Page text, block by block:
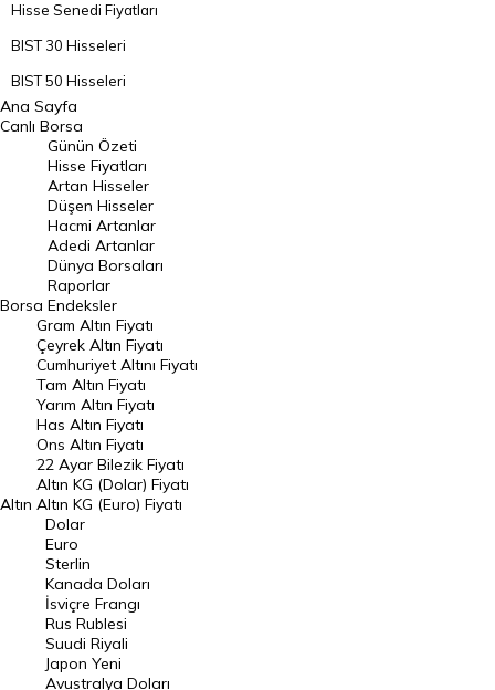
Hisse Senedi Fiyatları
BIST 30 Hisseleri
BIST 50 Hisseleri
BIST 100 Hisseleri
En Çok Artan Hisseler
En Çok Düşen Hisseler
Hacmi Artanlar
Geçmiş Kapanışlar
Dünya Borsaları
Raporlar
Endeksler
DÖVİZ
Döviz Kuru
Dolar Kuru
Euro Kuru
Pound Kuru
Frank Kuru
Riyal Kuru
Avustralya Doları
Ana Sayfa
Canlı Borsa
Borsa
Günün Özeti
Hisse Fiyatları
Artan Hisseler
Düşen Hisseler
Hacmi Artanlar
Adedi Artanlar
Dünya Borsaları
Raporlar
Endeksler
Altın
Gram Altın Fiyatı
Çeyrek Altın Fiyatı
Cumhuriyet Altını Fiyatı
Tam Altın Fiyatı
Yarım Altın Fiyatı
Has Altın Fiyatı
Ons Altın Fiyatı
22 Ayar Bilezik Fiyatı
Altın KG (Dolar) Fiyatı
Altın KG (Euro) Fiyatı
Dolar
Euro
Sterlin
Kanada Doları
İsviçre Frangı
Rus Rublesi
Suudi Riyali
Japon Yeni
Avustralya Doları